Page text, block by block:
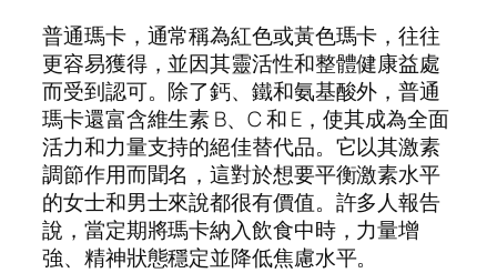
普通瑪卡，通常稱為紅色或黃色瑪卡，往往
更容易獲得，並因其靈活性和整體健康益處
而受到認可。除了鈣、鐵和氨基酸外，普通
瑪卡還富含維生素 B、C 和 E，使其成為全面
活力和力量支持的絕佳替代品。它以其激素
調節作用而聞名，這對於想要平衡激素水平
的女士和男士來說都很有價值。許多人報告
說，當定期將瑪卡納入飲食中時，力量增
強、精神狀態穩定並降低焦慮水平。